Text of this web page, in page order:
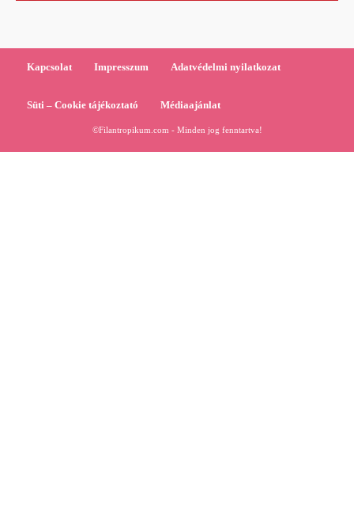
Kapcsolat Impresszum Adatvédelmi nyilatkozat
Süti – Cookie tájékoztató Médiaajánlat
©Filantropikum.com - Minden jog fenntartva!